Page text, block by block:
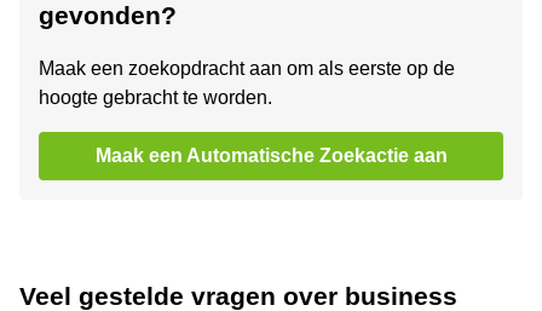
gevonden?
Maak een zoekopdracht aan om als eerste op de
hoogte gebracht te worden.
Maak een Automatische Zoekactie aan
Veel gestelde vragen over business